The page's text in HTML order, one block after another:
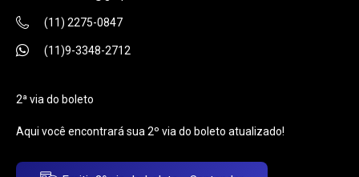
(11) 2275-0847
(11)9-3348-2712
2ª via do boleto
Aqui você encontrará sua 2º via do boleto atualizado!